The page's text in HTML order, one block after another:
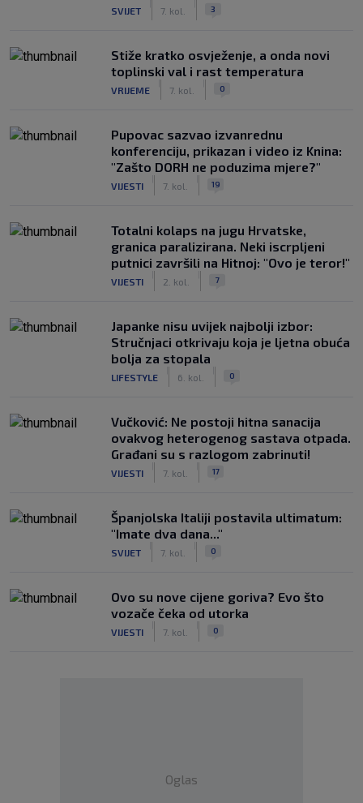
SVIJET 7. kol. 3
Stiže kratko osvježenje, a onda novi
toplinski val i rast temperatura
VRIJEME 7. kol. 0
Pupovac sazvao izvanrednu
konferenciju, prikazan i video iz Knina:
"Zašto DORH ne poduzima mjere?"
VIJESTI 7. kol. 19
Totalni kolaps na jugu Hrvatske,
granica paralizirana. Neki iscrpljeni
putnici završili na Hitnoj: "Ovo je teror!"
VIJESTI 2. kol. 7
Japanke nisu uvijek najbolji izbor:
Stručnjaci otkrivaju koja je ljetna obuća
bolja za stopala
LIFESTYLE 6. kol. 0
Vučković: Ne postoji hitna sanacija
ovakvog heterogenog sastava otpada.
Građani su s razlogom zabrinuti!
VIJESTI 7. kol. 17
Španjolska Italiji postavila ultimatum:
"Imate dva dana..."
SVIJET 7. kol. 0
Ovo su nove cijene goriva? Evo što
vozače čeka od utorka
VIJESTI 7. kol. 0
Oglas